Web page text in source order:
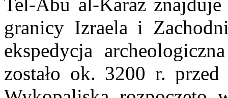
Tel-Abu al-Karaz
granicy Izraela i
ekspedycja
zostało ok. 3200 r.